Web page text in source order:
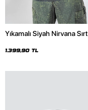
Yıkamalı Siyah Nirvana Sırt
1.399,90 TL